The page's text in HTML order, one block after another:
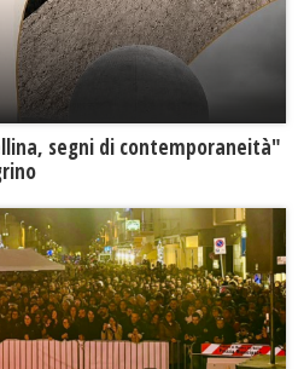
segni di contemporaneità"